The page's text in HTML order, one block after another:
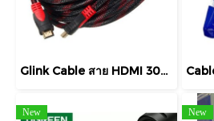
Glink Cable สาย HDMI 30M รุ่น GLINK-09 PREMIUM HDMI V1.4 สายสัญญาณ PREMIUM HDMI V1.4 High Speed HDMI Cable
New New